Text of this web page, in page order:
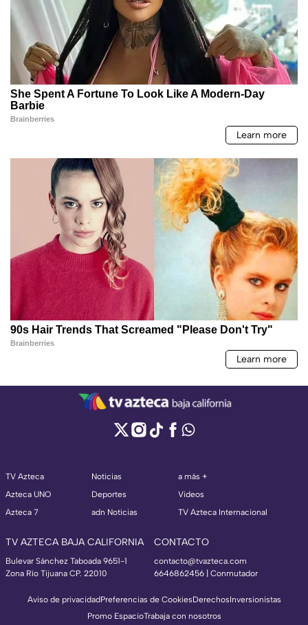
TV Azteca
Azteca UNO
Azteca 7
Noticias
Deportes
adn Noticias
a más +
Videos
TV Azteca Internacional
TV AZTECA BAJA CALIFORNIA
Bulevar Sánchez Taboada 9651-1
Zona Río Tijuana CP. 22010
CONTACTO
contacto@tvazteca.com
6646862456 | Conmutador
Aviso de privacidadPreferencias de CookiesDerechosInversionistas
Promo EspacioTrabaja con nosotros